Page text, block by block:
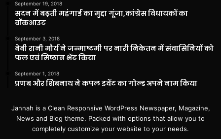
September 19, 2018
सदन में बढ़ती महंगाई का मुद्दा गूंजा,कांग्रेस विधायकों का
वॉकआउट
September 3, 2018
बेबी रानी मौर्य ने जन्माष्टमी पर नारी निकेतन में संवासिनियों को
फल एवं मिष्ठान भेंट किया
September 1, 2018
प्रणब और शिबनाथ ने कपल इवेंट का गोल्ड अपने नाम किया
Jannah is a Clean Responsive WordPress Newspaper, Magazine,
News and Blog theme. Packed with options that allow you to
completely customize your website to your needs.